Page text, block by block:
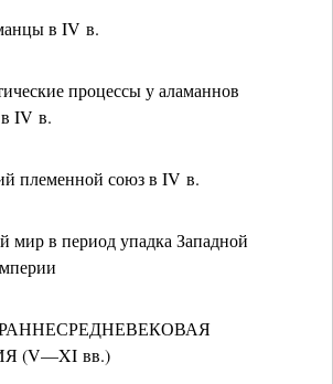
в IV в.
процессы у аламаннов
IV в.
племенной союз в IV в.
мир в период упадка Западной
(V—XI вв.)